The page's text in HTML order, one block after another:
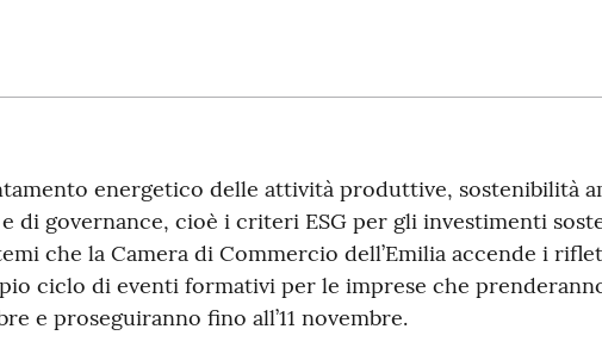
energetico delle attività produttive, sostenibilità
di governance, cioè i criteri ESG per gli investimenti
che la Camera di Commercio dell’Emilia accende i
ciclo di eventi formativi per le imprese che prenderanno
e proseguiranno fino all’11 novembre.